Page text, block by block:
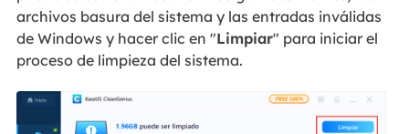
archivos basura del sistema y las entradas inválidas
de Windows y hacer clic en "Limpiar" para iniciar el
proceso de limpieza del sistema.